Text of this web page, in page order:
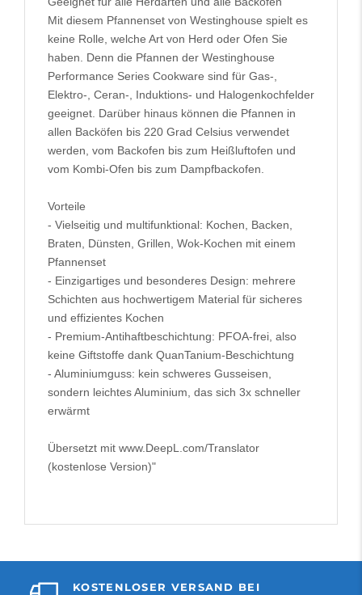
Mit diesem Pfannenset von Westinghouse spielt es
keine Rolle, welche Art von Herd oder Ofen Sie
haben. Denn die Pfannen der Westinghouse
Performance Series Cookware sind für Gas-,
Elektro-, Ceran-, Induktions- und Halogenkochfelder
geeignet. Darüber hinaus können die Pfannen in
allen Backöfen bis 220 Grad Celsius verwendet
werden, vom Backofen bis zum Heißluftofen und
vom Kombi-Ofen bis zum Dampfbackofen.
Vorteile
- Vielseitig und multifunktional: Kochen, Backen,
Braten, Dünsten, Grillen, Wok-Kochen mit einem
Pfannenset
- Einzigartiges und besonderes Design: mehrere
Schichten aus hochwertigem Material für sicheres
und effizientes Kochen
- Premium-Antihaftbeschichtung: PFOA-frei, also
keine Giftstoffe dank QuanTanium-Beschichtung
- Aluminiumguss: kein schweres Gusseisen,
sondern leichtes Aluminium, das sich 3x schneller
erwärmt
Übersetzt mit www.DeepL.com/Translator
(kostenlose Version)"
KOSTENLOSER VERSAND BEI